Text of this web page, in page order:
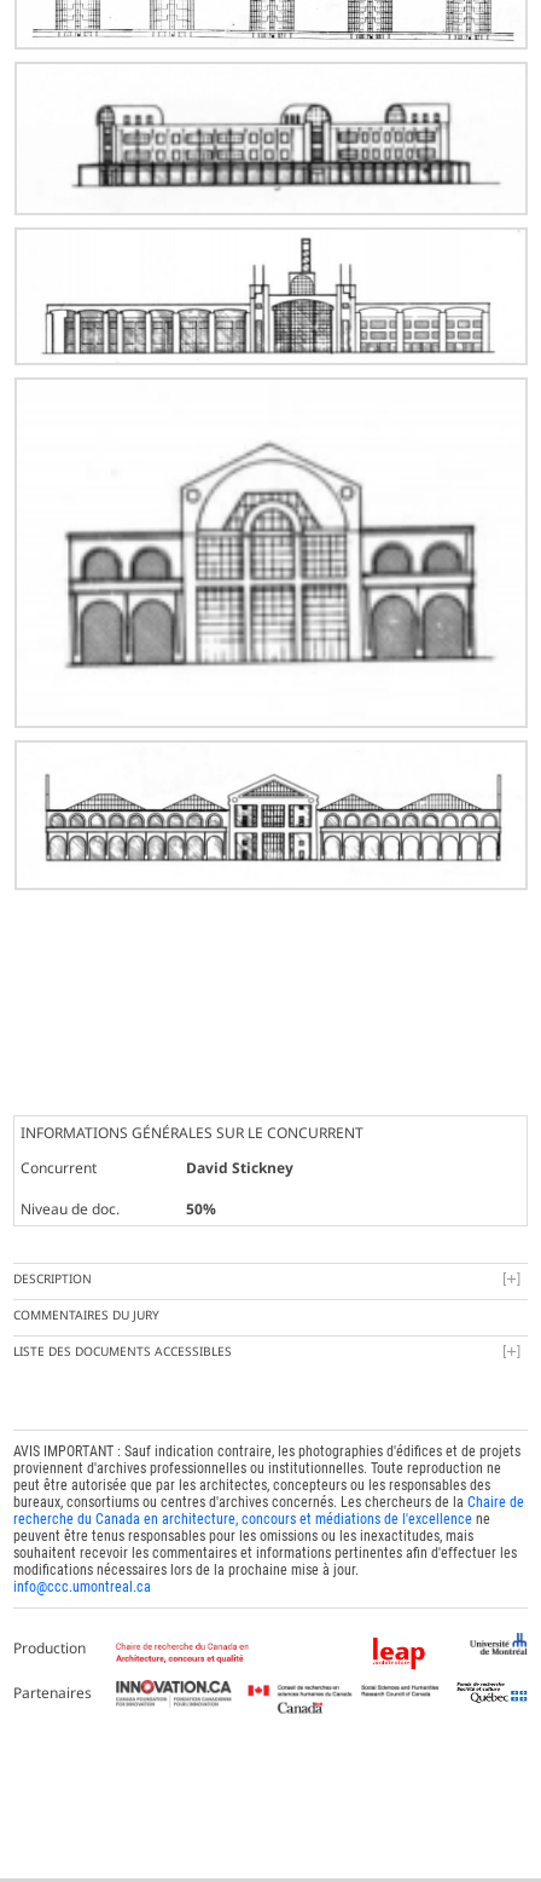
INFORMATIONS GÉNÉRALES SUR LE CONCURRENT
Concurrent
David Stickney
Niveau de doc.
50%
DESCRIPTION
COMMENTAIRES DU JURY
LISTE DES DOCUMENTS ACCESSIBLES
AVIS IMPORTANT : Sauf indication contraire, les photographies d'édifices et de projets
proviennent d'archives professionnelles ou institutionnelles. Toute reproduction ne
peut être autorisée que par les architectes, concepteurs ou les responsables des
bureaux, consortiums ou centres d'archives concernés. Les chercheurs de laChaire de
recherche du Canada en architecture, concours et médiations de l'excellence ne
peuvent être tenus responsables pour les omissions ou les inexactitudes, mais
souhaitent recevoir les commentaires et informations pertinentes afin d'effectuer les
modifications nécessaires lors de la prochaine mise à jour.
info@ccc.umontreal.ca
Production
Partenaires